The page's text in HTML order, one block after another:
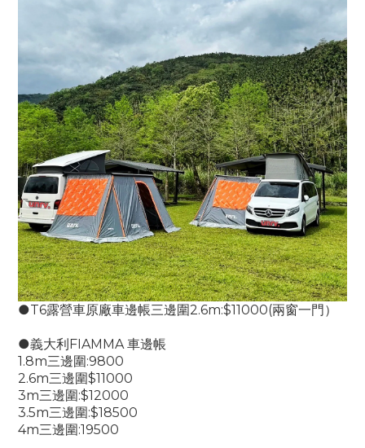
●T6露營車原廠車邊帳三邊圍2.6m:$11000(兩窗一門）
●義大利FIAMMA 車邊帳
1.8m三邊圍:9800
2.6m三邊圍$11000
3m三邊圍:$12000
3.5m三邊圍:$18500
4m三邊圍:19500